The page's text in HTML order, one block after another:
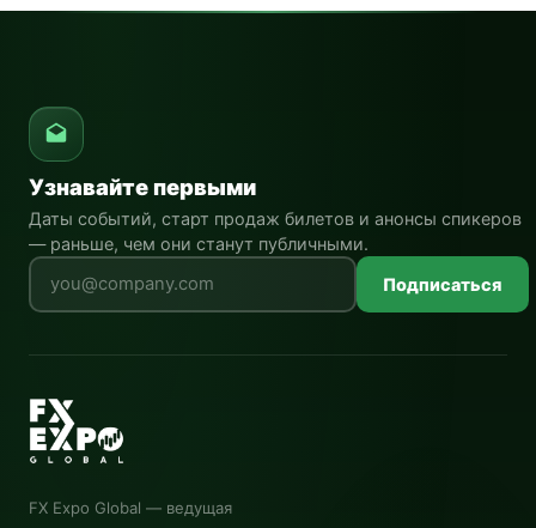
Узнавайте первыми
Даты событий, старт продаж билетов и анонсы спикеров
— раньше, чем они станут публичными.
Оставьте это поле пустым
Подписаться
FX Expo Global — ведущая